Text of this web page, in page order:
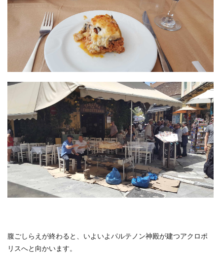
腹ごしらえが終わると、いよいよパルテノン神殿が建つアクロポ
リスへと向かいます。